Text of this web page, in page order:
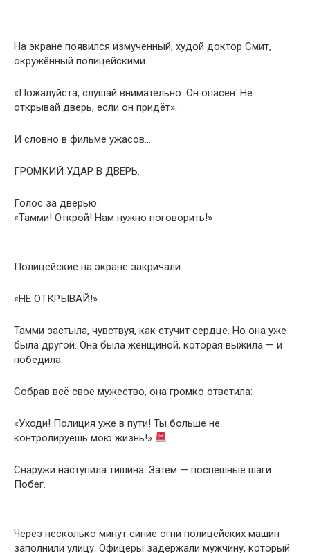
На экране появился измученный, худой доктор Смит,
окружённый полицейскими.
«Пожалуйста, слушай внимательно. Он опасен. Не
открывай дверь, если он придёт».
И словно в фильме ужасов…
ГРОМКИЙ УДАР В ДВЕРЬ.
Голос за дверью:
«Тамми! Открой! Нам нужно поговорить!»
Полицейские на экране закричали:
«НЕ ОТКРЫВАЙ!»
Тамми застыла, чувствуя, как стучит сердце. Но она уже
была другой. Она была женщиной, которая выжила — и
победила.
Собрав всё своё мужество, она громко ответила:
«Уходи! Полиция уже в пути! Ты больше не
контролируешь мою жизнь!»
Снаружи наступила тишина. Затем — поспешные шаги.
Побег.
Через несколько минут синие огни полицейских машин
заполнили улицу. Офицеры задержали мужчину, который